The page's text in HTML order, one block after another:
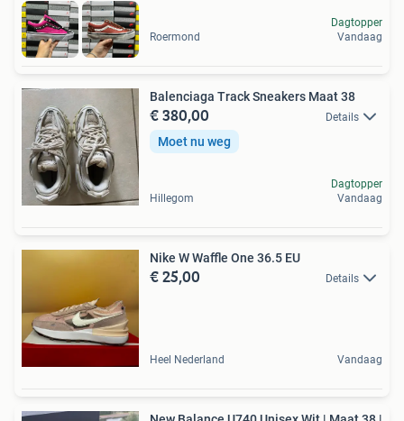
Roermond
Dagtopper
Vandaag
Balenciaga Track Sneakers Maat 38
€ 380,00 Details
Moet nu weg
Hillegom
Dagtopper
Vandaag
Nike W Waffle One 36.5 EU
€ 25,00 Details
Heel Nederland Vandaag